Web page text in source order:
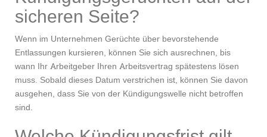
sicheren Seite?
Wenn im Unternehmen Gerüchte über bevorstehende
Entlassungen kursieren, können Sie sich ausrechnen, bis
wann Ihr Arbeitgeber Ihren Arbeitsvertrag spätestens lösen
muss. Sobald dieses Datum verstrichen ist, können Sie davon
ausgehen, dass Sie von der Kündigungswelle nicht betroffen
sind.